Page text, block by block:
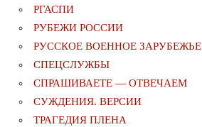
РГАСПИ
РУБЕЖИ РОССИИ
РУССКОЕ ВОЕННОЕ ЗАРУБЕЖЬЕ
СПЕЦСЛУЖБЫ
СПРАШИВАЕТЕ — ОТВЕЧАЕМ
СУЖДЕНИЯ. ВЕРСИИ
ТРАГЕДИЯ ПЛЕНА